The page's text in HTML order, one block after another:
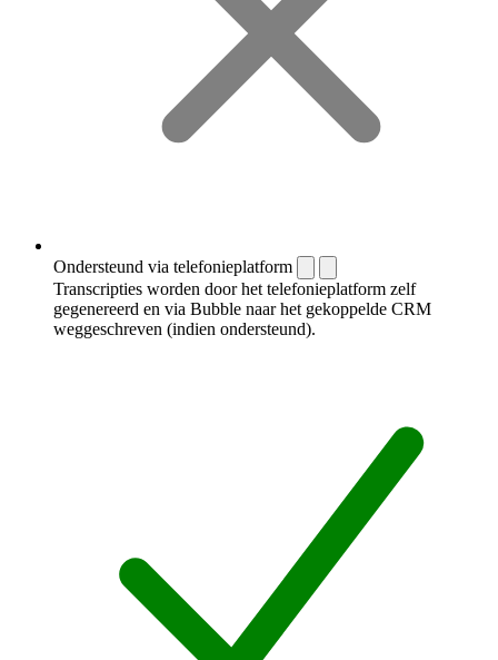
Ondersteund via telefonieplatform
Transcripties worden door het telefonieplatform zelf
gegenereerd en via Bubble naar het gekoppelde CRM
weggeschreven (indien ondersteund).